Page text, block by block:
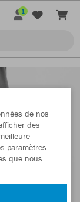
1
de nos
des
paramètres
que nous